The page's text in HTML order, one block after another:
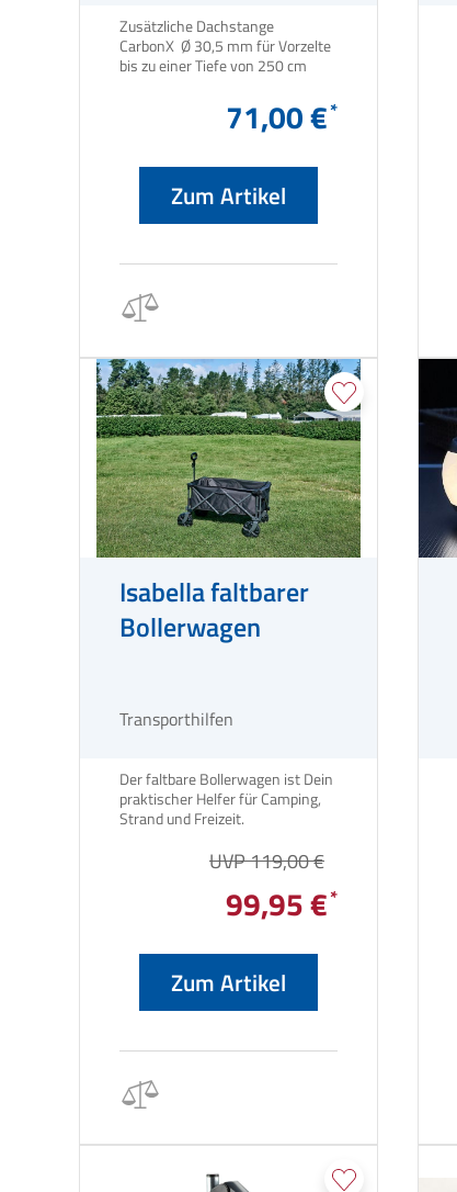
Zusätzliche Dachstange
CarbonX Ø 30,5 mm für Vorzelte
71,00 €
Zum Artikel
Isabella faltbarer
Bollerwagen
Transporthilfen
Der faltbare Bollerwagen ist Dein
praktischer Helfer für Camping,
UVP 119,00 €
99,95 €
Zum Artikel